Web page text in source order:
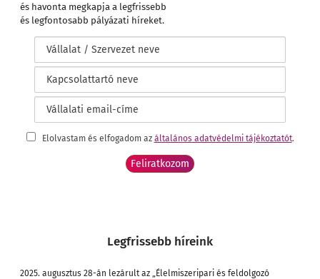
és havonta megkapja a legfrissebb
és legfontosabb pályázati híreket.
Elolvastam és elfogadom az általános adatvédelmi tájékoztatót.
Legfrissebb híreink
2025. augusztus 28-án lezárult az „Élelmiszeripari és feldolgozó